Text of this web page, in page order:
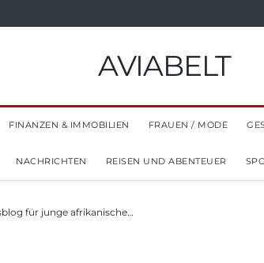
AVIABELT
FINANZEN & IMMOBILIEN FRAUEN / MODE
NACHRICHTEN REISEN UND ABENTEUER
für junge afrikanische…